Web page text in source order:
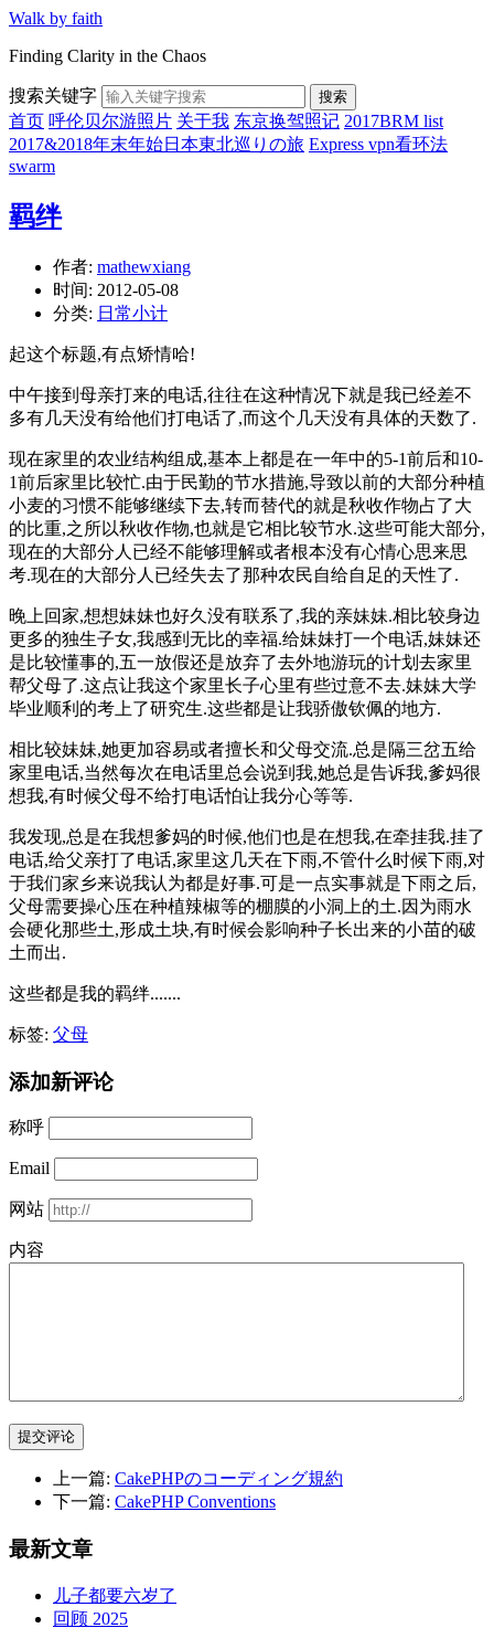
Walk by faith
Finding Clarity in the Chaos
搜索关键字 搜索
首页 呼伦贝尔游照片 关于我 东京换驾照记 2017BRM list
2017&2018年末年始日本東北巡りの旅 Express vpn看环法
swarm
羁绊
作者: mathewxiang
时间: 2012-05-08
分类: 日常小计
起这个标题,有点矫情哈!
中午接到母亲打来的电话,往往在这种情况下就是我已经差不
多有几天没有给他们打电话了,而这个几天没有具体的天数了.
现在家里的农业结构组成,基本上都是在一年中的5-1前后和10-
1前后家里比较忙.由于民勤的节水措施,导致以前的大部分种植
小麦的习惯不能够继续下去,转而替代的就是秋收作物占了大
的比重,之所以秋收作物,也就是它相比较节水.这些可能大部分,
现在的大部分人已经不能够理解或者根本没有心情心思来思
考.现在的大部分人已经失去了那种农民自给自足的天性了.
晚上回家,想想妹妹也好久没有联系了,我的亲妹妹.相比较身边
更多的独生子女,我感到无比的幸福.给妹妹打一个电话,妹妹还
是比较懂事的,五一放假还是放弃了去外地游玩的计划去家里
帮父母了.这点让我这个家里长子心里有些过意不去.妹妹大学
毕业顺利的考上了研究生.这些都是让我骄傲钦佩的地方.
相比较妹妹,她更加容易或者擅长和父母交流.总是隔三岔五给
家里电话,当然每次在电话里总会说到我,她总是告诉我,爹妈很
想我,有时候父母不给打电话怕让我分心等等.
我发现,总是在我想爹妈的时候,他们也是在想我,在牵挂我.挂了
电话,给父亲打了电话,家里这几天在下雨,不管什么时候下雨,对
于我们家乡来说我认为都是好事.可是一点实事就是下雨之后,
父母需要操心压在种植辣椒等的棚膜的小洞上的土.因为雨水
会硬化那些土,形成土块,有时候会影响种子长出来的小苗的破
土而出.
这些都是我的羁绊.......
标签: 父母
添加新评论
称呼
Email
网站
内容
提交评论
上一篇: CakePHPのコーディング規約
下一篇: CakePHP Conventions
最新文章
儿子都要六岁了
回顾 2025